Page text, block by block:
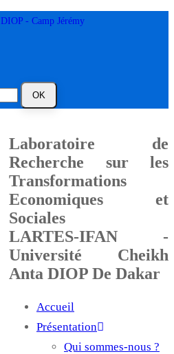
- Camp Jérémy
Laboratoire de
Recherche sur les
Transformations
Economiques et
Sociales
LARTES-IFAN -
Université Cheikh
Anta DIOP De Dakar
Main
navigation
Accueil
Présentation
Qui sommes-nous ?